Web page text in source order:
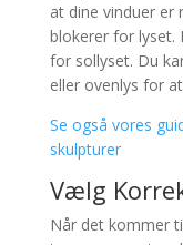
at dine vinduer er
blokerer for lyset.
for sollyset. Du
eller ovenlys for
Se også vores
skulpturer
Vælg
Når det kommer